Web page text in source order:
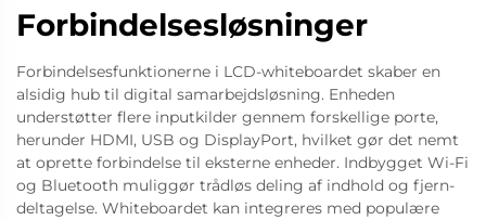
Forbindelsesløsninger
Forbindelsesfunktionerne i LCD-whiteboardet skaber en
alsidig hub til digital samarbejdsløsning. Enheden
understøtter flere inputkilder gennem forskellige porte,
herunder HDMI, USB og DisplayPort, hvilket gør det nemt
at oprette forbindelse til eksterne enheder. Indbygget Wi-Fi
og Bluetooth muliggør trådløs deling af indhold og fjern-
deltagelse. Whiteboardet kan integreres med populære